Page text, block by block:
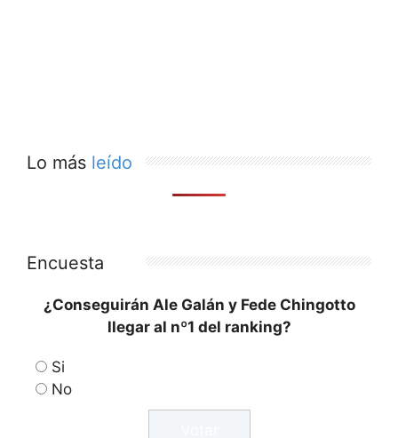
Lo más leído
Encuesta
¿Conseguirán Ale Galán y Fede Chingotto
llegar al nº1 del ranking?
Si
No